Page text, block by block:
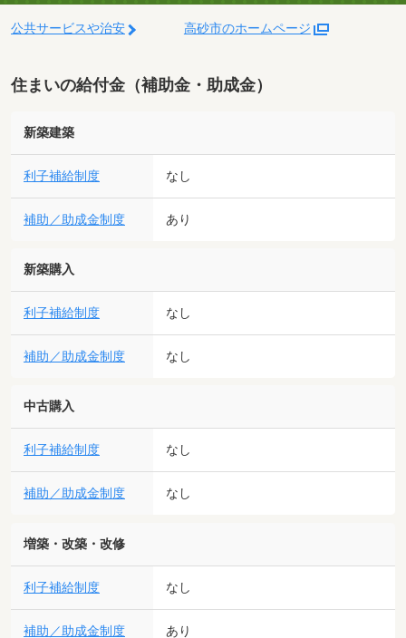
公共サービスや治安 高砂市のホームページ
住まいの給付金（補助金・助成金）
新築建築
利子補給制度 なし
補助／助成金制度 あり
新築購入
利子補給制度 なし
補助／助成金制度 なし
中古購入
利子補給制度 なし
補助／助成金制度 なし
増築・改築・改修
利子補給制度 なし
補助／助成金制度 あり